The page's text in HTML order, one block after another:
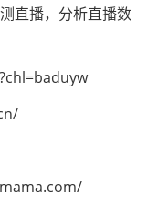
直播，分析直播数